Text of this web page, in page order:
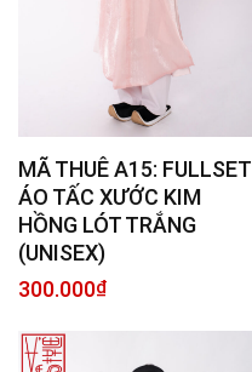
MÃ THUÊ A15: FULLSET
ÁO TẤC XƯỚC KIM
HỒNG LÓT TRẮNG
(UNISEX)
300.000₫